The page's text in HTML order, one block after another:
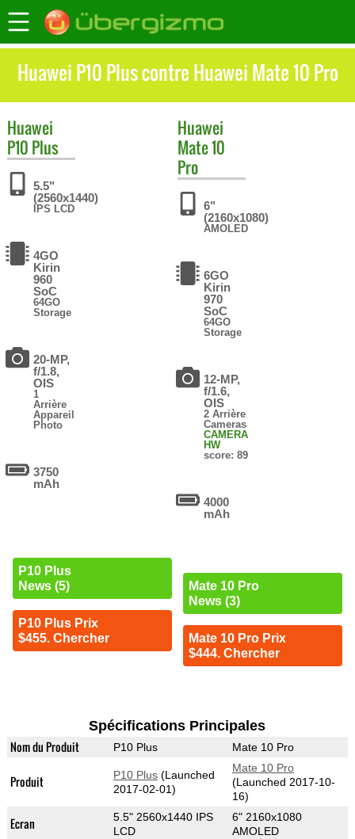
Huawei P10 Plus contre Huawei Mate 10 Pro
Huawei
P10 Plus
5.5"
(2560x1440)
IPS LCD
4GO
Kirin
960
SoC
64GO
Storage
20-MP,
f/1.8,
OIS
1
Arrière
Appareil
Photo
3750
mAh
P10 Plus
News (5)
P10 Plus Prix
$455. Chercher
Huawei
Mate 10
Pro
6"
(2160x1080)
AMOLED
6GO
Kirin
970
SoC
64GO
Storage
12-MP,
f/1.6,
OIS
2 Arrière
Cameras
CAMERA
HW
score: 89
4000
mAh
Mate 10 Pro
News (3)
Mate 10 Pro Prix
$444. Chercher
Spécifications Principales
Nom du Produit P10 Plus Mate 10 Pro
Produit P10 Plus(Launched
2017-02-01)
Mate 10 Pro
(Launched 2017-10-
16)
Ecran
5.5" 2560x1440 IPS
LCD
6" 2160x1080
AMOLED